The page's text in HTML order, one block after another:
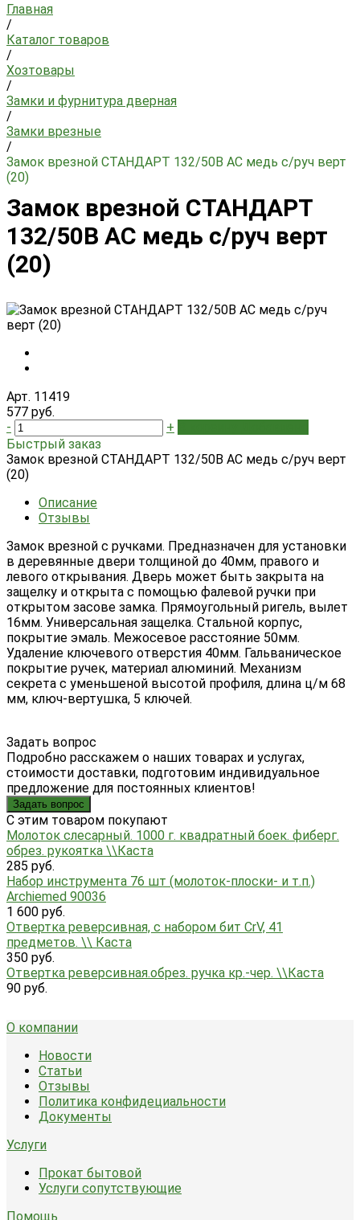
Главная
/
Каталог товаров
/
Хозтовары
/
Замки и фурнитура дверная
/
Замки врезные
/
Замок врезной СТАНДАРТ 132/50В AC медь с/руч верт
(20)
Замок врезной СТАНДАРТ
132/50В AC медь с/руч верт
(20)
Арт. 11419
577 руб.
-
+
Быстрый заказ
Замок врезной СТАНДАРТ 132/50В AC медь с/руч верт
(20)
Описание
Отзывы
Замок врезной с ручками. Предназначен для установки
в деревянные двери толщиной до 40мм, правого и
левого открывания. Дверь может быть закрыта на
защелку и открыта с помощью фалевой ручки при
открытом засове замка. Прямоугольный ригель, вылет
16мм. Универсальная защелка. Стальной корпус,
покрытие эмаль. Межосевое расстояние 50мм.
Удаление ключевого отверстия 40мм. Гальваническое
покрытие ручек, материал алюминий. Механизм
секрета с уменьшеной высотой профиля, длина ц/м 68
мм, ключ-вертушка, 5 ключей.
Задать вопрос
Подробно расскажем о наших товарах и услугах,
стоимости доставки, подготовим индивидуальное
предложение для постоянных клиентов!
Задать вопрос
C этим товаром покупают
Молоток слесарный. 1000 г. квадратный боек. фиберг.
обрез. рукоятка \\Каста
285 руб.
Набор инструмента 76 шт (молоток-плоски- и т.п.)
Archiemed 90036
1 600 руб.
Отвертка реверсивная, с набором бит CrV, 41
предметов. \\ Каста
350 руб.
Отвертка реверсивная.обрез. ручка кр.-чер. \\Каста
90 руб.
О компании
Новости
Статьи
Отзывы
Политика конфидециальности
Документы
Услуги
Прокат бытовой
Услуги сопутствующие
Помощь